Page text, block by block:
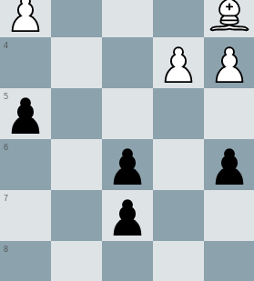
4
5
6
7
8